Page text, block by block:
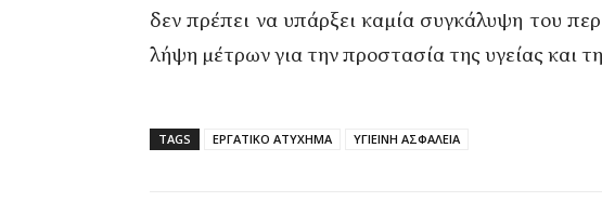
δεν πρέπει να υπάρξει καμία συγκάλυψη του
λήψη μέτρων για την προστασία της υγείας και
TAGS ΕΡΓΑΤΙΚΟ ΑΤΥΧΗΜΑ ΥΓΙΕΙΝΗ ΑΣΦΑΛΕΙΑ